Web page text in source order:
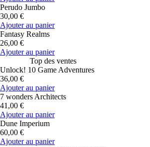
Perudo Jumbo
30,00 €
Ajouter au panier
Fantasy Realms
26,00 €
Ajouter au panier
Top des ventes
Unlock! 10 Game Adventures
36,00 €
Ajouter au panier
7 wonders Architects
41,00 €
Ajouter au panier
Dune Imperium
60,00 €
Ajouter au panier